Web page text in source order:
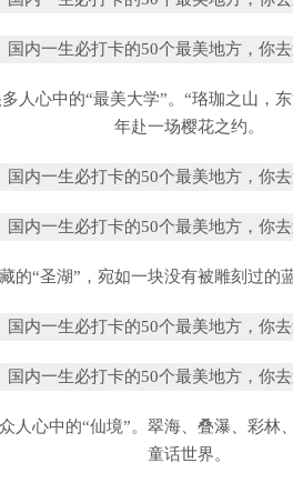
人心中的“最美大学”。“珞珈之山，
年赴一场樱花之约。
的“圣湖”，宛如一块没有被雕刻过的
人心中的“仙境”。翠海、叠瀑、彩林
童话世界。